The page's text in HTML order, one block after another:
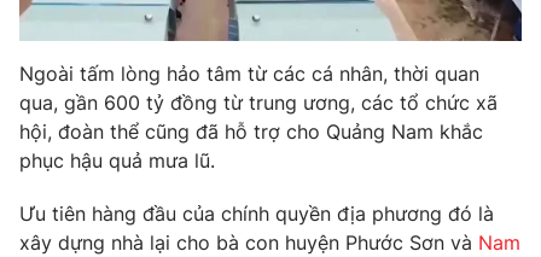
THỜI BÁO VTV
Theo dõi báo trên
Ngoài tấm lòng hảo tâm từ các cá nhân, thời quan
qua, gần 600 tỷ đồng từ trung ương, các tổ chức xã
hội, đoàn thể cũng đã hỗ trợ cho Quảng Nam khắc
phục hậu quả mưa lũ.
Ưu tiên hàng đầu của chính quyền địa phương đó là
xây dựng nhà lại cho bà con huyện Phước Sơn và Nam